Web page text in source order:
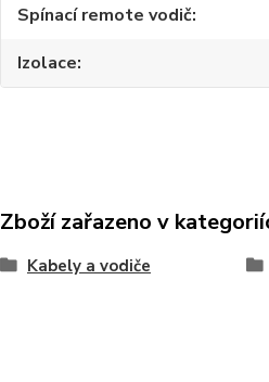
Spínací remote vodič
Izolace
Zboží zařazeno v
Kabely a vodiče